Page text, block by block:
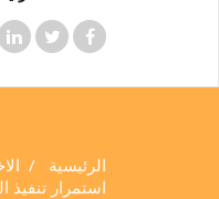
الرئيسية /
استمرار تنفيذ